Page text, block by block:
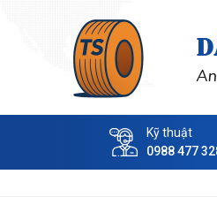
Kỹ thuật
0988 477